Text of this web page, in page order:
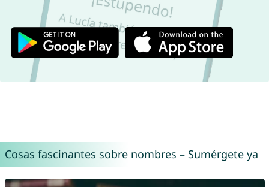
Cosas fascinantes sobre nombres – Sumérgete ya